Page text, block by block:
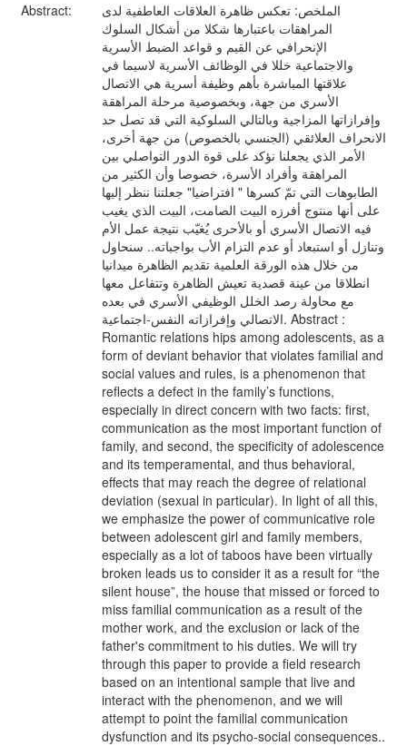
Abstract:
الملخص: تعكس ظاهرة العلاقات العاطفية لدى
المراهقات باعتبارها شكلا من أشكال السلوك
الإنحرافي عن القيم و قواعد الضبط الأسرية
والاجتماعية خللا في الوظائف الأسرية لاسيما في
علاقتها المباشرة بأهم وظيفة أسرية هي الاتصال
الأسري من جهة، وبخصوصية مرحلة المراهقة
وإفرازاتها المزاجية وبالتالي السلوكية التي قد تصل حد
الانحراف العلائقي (الجنسي بالخصوص) من جهة أخرى،
الأمر الذي يجعلنا نؤكد على قوة الدور التواصلي بين
المراهقة وأفراد الأسرة، خصوصا وأن الكثير من
الطابوهات التي تمّ كسرها " افتراضيا" جعلتنا ننظر إليها
على أنها منتوج أفرزه البيت الصامت، البيت الذي يغيب
فيه الاتصال الأسري أو بالأحرى يُغيّب نتيجة عمل الأم
وتنازل أو استبعاد أو عدم التزام الأب بواجباته.. سنحاول
من خلال هذه الورقة العلمية تقديم الظاهرة ميدانيا
انطلاقا من عينة قصدية تعيش الظاهرة وتتفاعل معها
مع محاولة رصد الخلل الوظيفي الأسري في بعده
الاتصالي وإفرازاته النفس-اجتماعية. Abstract :
Romantic relations hips among adolescents, as a
form of deviant behavior that violates familial and
social values and rules, is a phenomenon that
reflects a defect in the family’s functions,
especially in direct concern with two facts: first,
communication as the most important function of
family, and second, the specificity of adolescence
and its temperamental, and thus behavioral,
effects that may reach the degree of relational
deviation (sexual in particular). In light of all this,
we emphasize the power of communicative role
between adolescent girl and family members,
especially as a lot of taboos have been virtually
broken leads us to consider it as a result for “the
silent house”, the house that missed or forced to
miss familial communication as a result of the
mother work, and the exclusion or lack of the
father's commitment to his duties. We will try
through this paper to provide a field research
based on an intentional sample that live and
interact with the phenomenon, and we will
attempt to point the familial communication
dysfunction and its psycho-social consequences..